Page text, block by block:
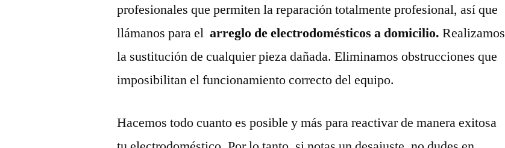
profesionales que permiten la reparación totalmente profesional, así que
llámanos para el arreglo de electrodomésticos a domicilio.Realizamos
la sustitución de cualquier pieza dañada. Eliminamos obstrucciones que
imposibilitan el funcionamiento correcto del equipo.
Hacemos todo cuanto es posible y más para reactivar de manera exitosa